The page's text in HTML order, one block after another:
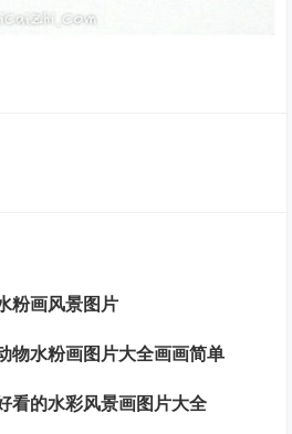
粉画风景图片
物水粉画图片大全画画简单
看的水彩风景画图片大全